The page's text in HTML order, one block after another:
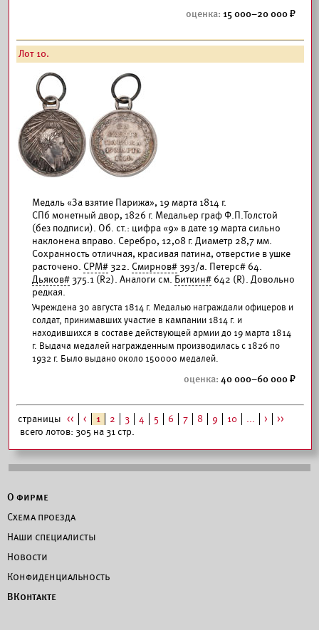
15 000–20 000
Лот 10.
Медаль «За взятие Парижа», 19 марта 1814 г.
СПб монетный двор, 1826 г. Медальер граф Ф.П.Толстой
(без подписи). Об. ст.: цифра «9» в дате 19 марта сильно
наклонена вправо. Серебро, 12,08 г. Диаметр 28,7 мм.
Сохранность отличная, красивая патина, отверстие в ушке
расточено. СРМ#322. Смирнов#393/а. Петерс# 64.
Дьяков#375.1 (R2). Аналоги см. Биткин# 642 (R). Довольно
редкая.
Учреждена 30 августа 1814 г. Медалью награждали офицеров и
солдат, принимавших участие в кампании 1814 г. и
находившихся в составе действующей армии до 19 марта 1814
г. Выдача медалей награжденным производилась с 1826 по
1932 г. Было выдано около 150000 медалей.
40 000–60 000
страницы << < 1 2 3 4 5 6 7 8 9 10 ... >
>>
всего лотов: 305 на 31 стр.
О фирме
Схема проезда
Наши специалисты
Новости
Конфиденциальность
ВКонтакте